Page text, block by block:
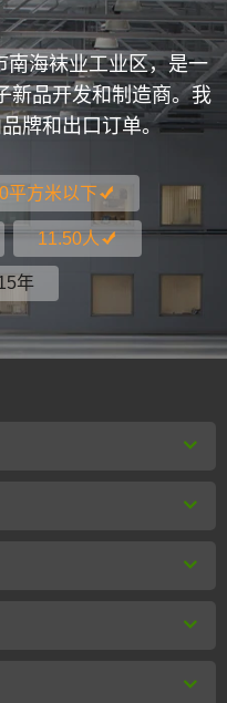
南海袜业工业区，是一
新品开发和制造商。我
牌和出口订单。
平方米以下
11.50人
年